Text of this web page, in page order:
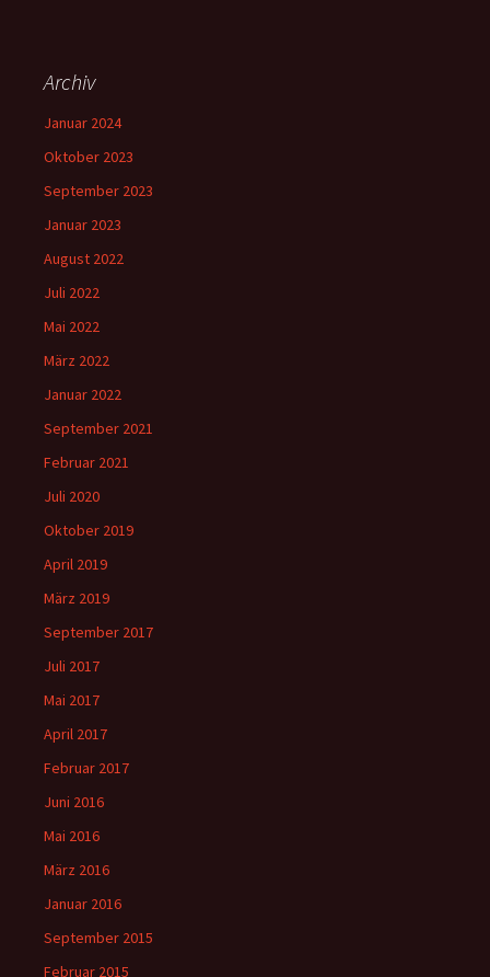
Archiv
Januar 2024
Oktober 2023
September 2023
Januar 2023
August 2022
Juli 2022
Mai 2022
März 2022
Januar 2022
September 2021
Februar 2021
Juli 2020
Oktober 2019
April 2019
März 2019
September 2017
Juli 2017
Mai 2017
April 2017
Februar 2017
Juni 2016
Mai 2016
März 2016
Januar 2016
September 2015
Februar 2015